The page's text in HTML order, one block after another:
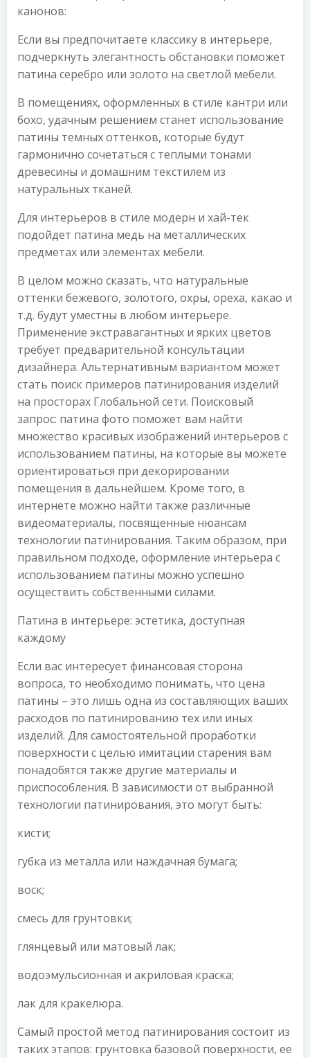
канонов:
Если вы предпочитаете классику в интерьере,
подчеркнуть элегантность обстановки поможет
патина серебро или золото на светлой мебели.
В помещениях, оформленных в стиле кантри или
бохо, удачным решением станет использование
патины темных оттенков, которые будут
гармонично сочетаться с теплыми тонами
древесины и домашним текстилем из
натуральных тканей.
Для интерьеров в стиле модерн и хай-тек
подойдет патина медь на металлических
предметах или элементах мебели.
В целом можно сказать, что натуральные
оттенки бежевого, золотого, охры, ореха, какао и
т.д. будут уместны в любом интерьере.
Применение экстравагантных и ярких цветов
требует предварительной консультации
дизайнера. Альтернативным вариантом может
стать поиск примеров патинирования изделий
на просторах Глобальной сети. Поисковый
запрос: патина фото поможет вам найти
множество красивых изображений интерьеров с
использованием патины, на которые вы можете
ориентироваться при декорировании
помещения в дальнейшем. Кроме того, в
интернете можно найти также различные
видеоматериалы, посвященные нюансам
технологии патинирования. Таким образом, при
правильном подходе, оформление интерьера с
использованием патины можно успешно
осуществить собственными силами.
Патина в интерьере: эстетика, доступная
каждому
Если вас интересует финансовая сторона
вопроса, то необходимо понимать, что цена
патины – это лишь одна из составляющих ваших
расходов по патинированию тех или иных
изделий. Для самостоятельной проработки
поверхности с целью имитации старения вам
понадобятся также другие материалы и
приспособления. В зависимости от выбранной
технологии патинирования, это могут быть:
кисти;
губка из металла или наждачная бумага;
воск;
смесь для грунтовки;
глянцевый или матовый лак;
водоэмульсионная и акриловая краска;
лак для кракелюра.
Самый простой метод патинирования состоит из
таких этапов: грунтовка базовой поверхности, ее